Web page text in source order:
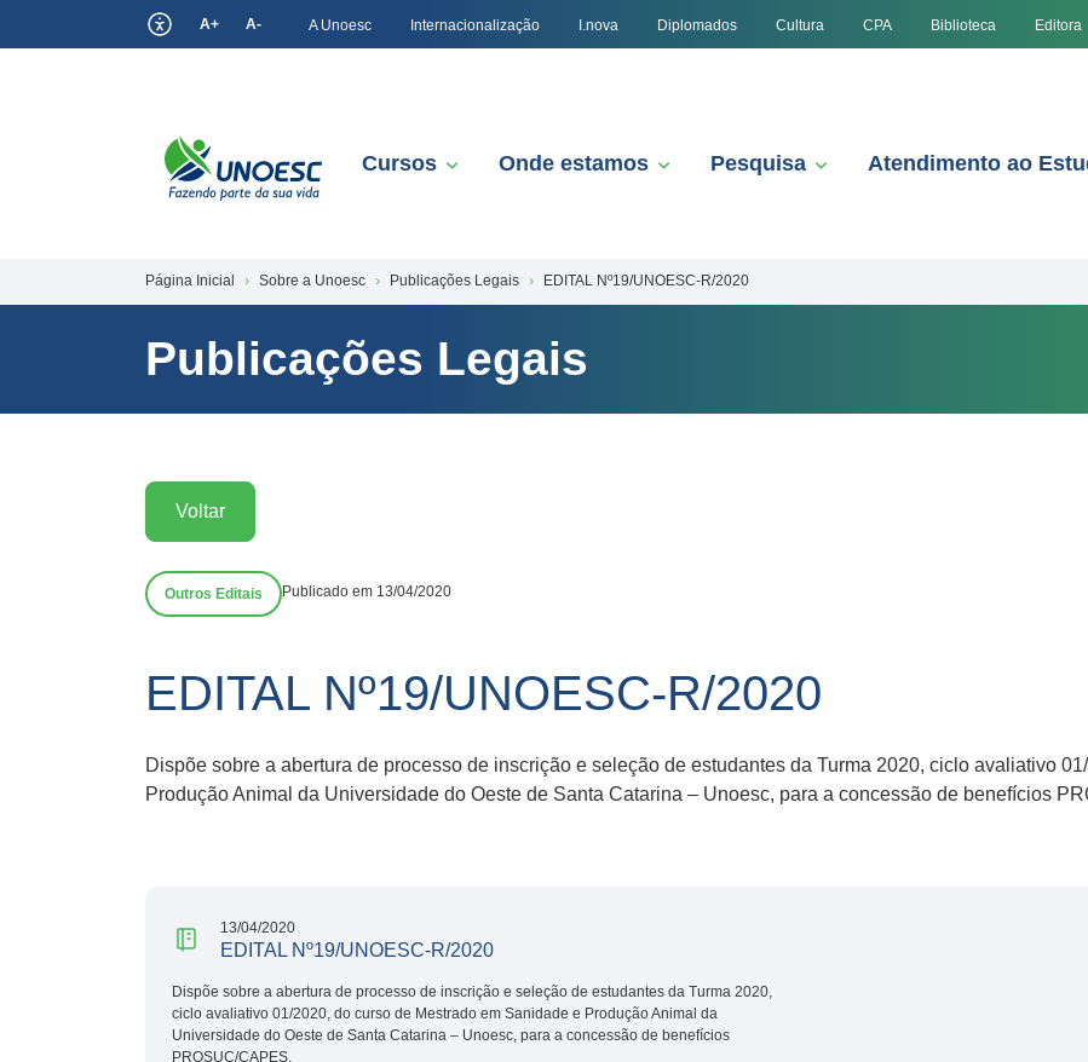
A+ A- A Unoesc Internacionalização I.nova Diplomados Cultura CPA Biblioteca Editora
Cursos Onde estamos Pesquisa Atendimento ao
Página Inicial Sobre a Unoesc Publicações Legais EDITAL Nº19/UNOESC-R/2020
Publicações Legais
Voltar
Outros Editais Publicado em 13/04/2020
EDITAL Nº19/UNOESC-R/2020
Dispõe sobre a abertura de processo de inscrição e seleção de estudantes da Turma 2020, ciclo avaliativo
Produção Animal da Universidade do Oeste de Santa Catarina – Unoesc, para a concessão de benefícios
13/04/2020
EDITAL Nº19/UNOESC-R/2020
Dispõe sobre a abertura de processo de inscrição e seleção de estudantes da Turma 2020,
ciclo avaliativo 01/2020, do curso de Mestrado em Sanidade e Produção Animal da
Universidade do Oeste de Santa Catarina – Unoesc, para a concessão de benefícios
PROSUC/CAPES.